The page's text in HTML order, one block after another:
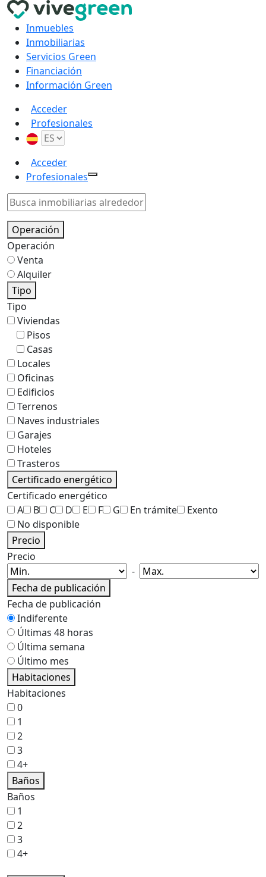
Inmuebles
Inmobiliarias
Servicios Green
Financiación
Información Green
Acceder
Profesionales
Acceder
Profesionales
Operación
Operación
Venta
Alquiler
Tipo
Tipo
Viviendas
Pisos
Casas
Locales
Oficinas
Edificios
Terrenos
Naves industriales
Garajes
Hoteles
Trasteros
Certificado energético
Certificado energético
A
B C D E F G En trámite
Exento
No disponible
Precio
Precio
-
Fecha de publicación
Fecha de publicación
Indiferente
Últimas 48 horas
Última semana
Último mes
Habitaciones
Habitaciones
0
1
2
3
4+
Baños
Baños
1
2
3
4+